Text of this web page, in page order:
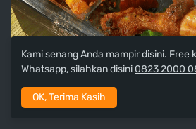
Kami senang Anda mampir disini. Free
Whatsapp, silahkan disini 0823 2000
OK, Terima Kasih